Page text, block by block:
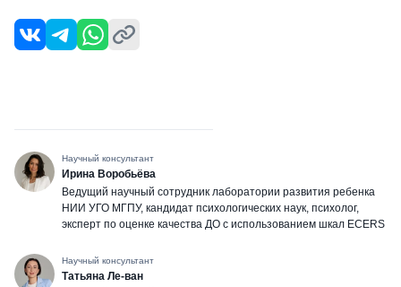
Научный консультант
Ирина Воробьёва
Ведущий научный сотрудник лаборатории развития ребенка
НИИ УГО МГПУ, кандидат психологических наук, психолог,
эксперт по оценке качества ДО с использованием шкал ECERS
Научный консультант
Татьяна Ле-ван